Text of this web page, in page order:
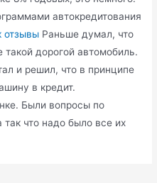
автокредитования
отзывы Раньше думал, что
дорогой автомобиль.
и решил, что в принципе
в кредит.
Были вопросы по
так что надо было все их